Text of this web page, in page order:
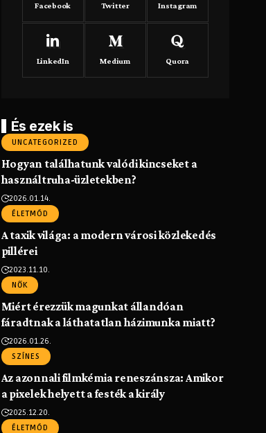
Facebook Twitter Instagram
LinkedIn Medium Quora
És ezek is
UNCATEGORIZED
Hogyan találhatunk valódi kincseket a
használtruha-üzletekben?
2026.01.14.
ÉLETMÓD
A taxik világa: a modern városi közlekedés
pillérei
2023.11.10.
NŐK
Miért érezzük magunkat állandóan
fáradtnak a láthatatlan házimunka miatt?
2026.01.26.
SZÍNES
Az azonnali filmkémia reneszánsza: Amikor
a pixelek helyett a festék a király
2025.12.20.
ÉLETMÓD